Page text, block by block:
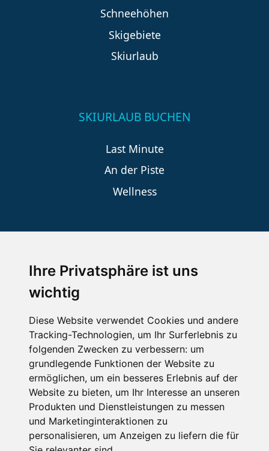
Ihre Privatsphäre ist uns
wichtig
Diese Website verwendet Cookies und andere
Tracking-Technologien, um Ihr Surferlebnis zu
folgenden Zwecken zu verbessern: um
grundlegende Funktionen der Website zu
ermöglichen, um ein besseres Erlebnis auf der
Website zu bieten, um Ihr Interesse an unseren
Produkten und Dienstleistungen zu messen
und Marketinginteraktionen zu
personalisieren, um Anzeigen zu liefern die für
Schneehöhen
Skigebiete
Skiurlaub
SKIURLAUB BUCHEN
Last Minute
An der Piste
Wellness
Die Schneehoehen Ski APP für iOS und Android - Ein
Muss für alle Wintersportler und Schneefreaks!
Impressum
Datenschutz
Nutzungsbedingungen
Kontakt
Partner